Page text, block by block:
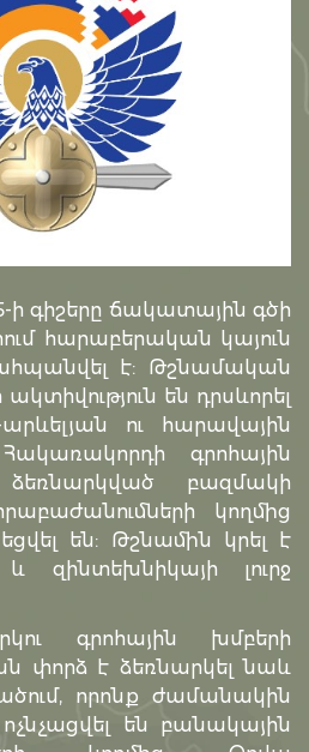
5-ի գիշերը ճակատային գծի
հարաբերական կայուն
է: Թշնամական
են դրսևորել
ու հարավային
Հակառակորդի գրոհային
բազմակի
կողմից
են: Թշնամին կրել է
զինտեխնիկայի լուրջ
գրոհային խմբերի
փորձ է ձեռնարկել նաև
որոնք ժամանակին
են բանակային